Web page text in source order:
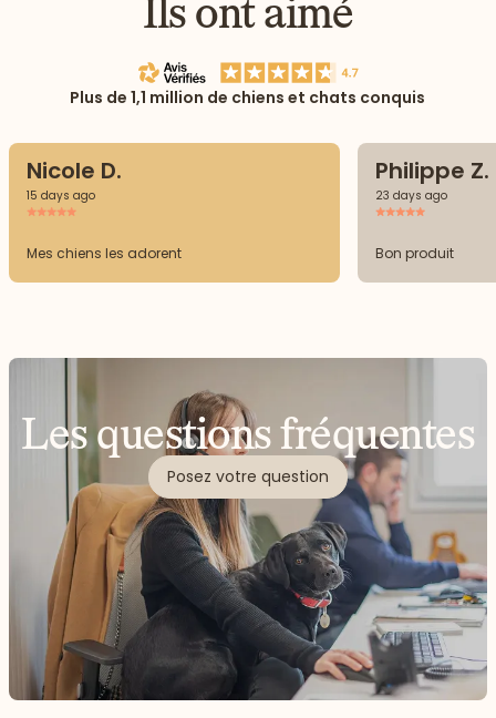
Ils ont aimé
Plus de 1,1 million de chiens et chats conquis
Nicole D.
15 days ago
Mes chiens les adorent
Philippe Z.
23 days ago
Bon produit
Les questions fréquentes
Posez votre question